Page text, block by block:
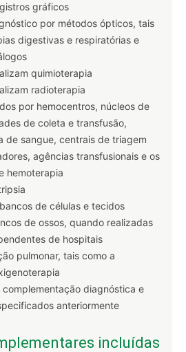
gráficos
por métodos ópticos, tais
digestivas e respiratórias e
quimioterapia
radioterapia
por hemocentros, núcleos de
de coleta e transfusão,
de sangue, centrais de triagem
agências transfusionais e os
hemoterapia
de células e tecidos
de ossos, quando realizadas
de hospitais
pulmonar, tais como a
diagnóstica e
anteriormente
incluídas